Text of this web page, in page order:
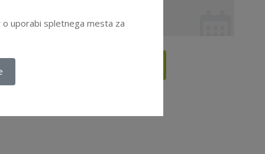
Seminar
o uporabi spletnega mesta za